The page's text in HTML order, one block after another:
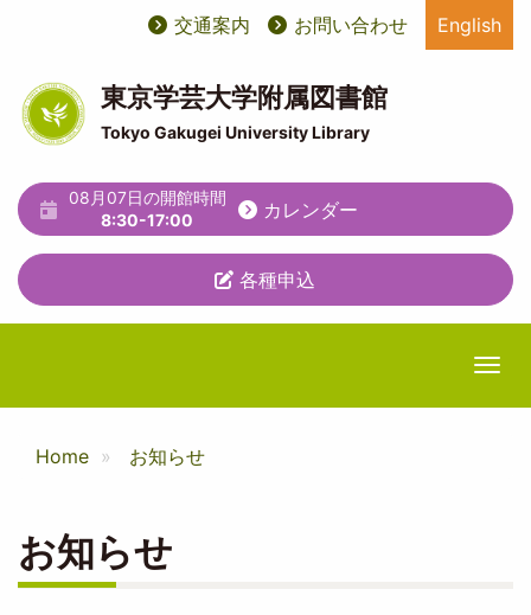
ツ
に
動
User
account
menu
ユ
ー
テ
ィ
リ
テ
ィ
メ
ュ
ー
交通案内 お問い合わせ English
東京学芸大学附属図書館
Tokyo Gakugei University Library
08月07日の開館時間
8:30-17:00
カレンダー
各種申込
Home お知らせ
お知らせ